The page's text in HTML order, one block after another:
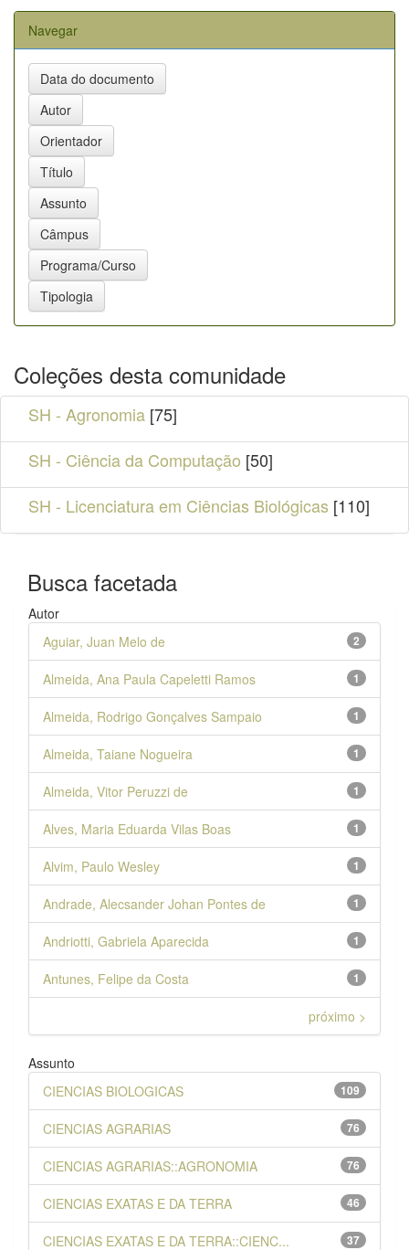
Navegar
Coleções desta comunidade
SH - Agronomia [75]
SH - Ciência da Computação [50]
SH - Licenciatura em Ciências Biológicas [110]
Busca facetada
Autor
2
Aguiar, Juan Melo de
1
Almeida, Ana Paula Capeletti Ramos
1
Almeida, Rodrigo Gonçalves Sampaio
1
Almeida, Taiane Nogueira
1
Almeida, Vitor Peruzzi de
1
Alves, Maria Eduarda Vilas Boas
1
Alvim, Paulo Wesley
1
Andrade, Alecsander Johan Pontes de
1
Andriotti, Gabriela Aparecida
1
Antunes, Felipe da Costa
próximo >
Assunto
109
CIENCIAS BIOLOGICAS
76
CIENCIAS AGRARIAS
76
CIENCIAS AGRARIAS::AGRONOMIA
46
CIENCIAS EXATAS E DA TERRA
37
CIENCIAS EXATAS E DA TERRA::CIENC...